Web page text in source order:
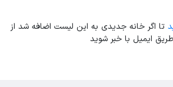
تا اگر خانه جدیدی به این لیست اضافه شد از
طریق ایمیل با خبر شوید